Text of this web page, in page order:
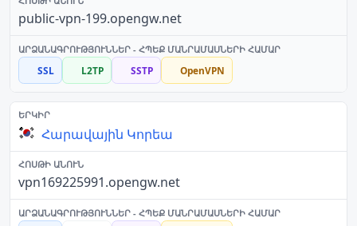
public-vpn-199.opengw.net
SSL L2TP SSTP OpenVPN
Հարավային Կորեա
vpn169225991.opengw.net